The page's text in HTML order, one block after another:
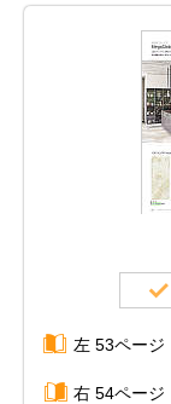
左 53ページ
右 54ページ